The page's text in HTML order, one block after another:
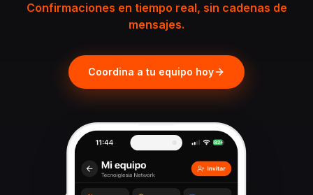
Confirmaciones en tiempo real, sin cadenas de
mensajes.
Coordina a tu equipo hoy